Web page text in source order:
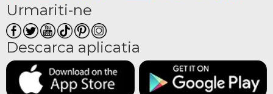
Urmariti-ne
Descarca aplicatia